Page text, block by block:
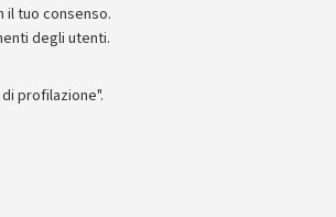
tuo consenso.
degli utenti.
profilazione".
sul sito e accessibilità
e note legali